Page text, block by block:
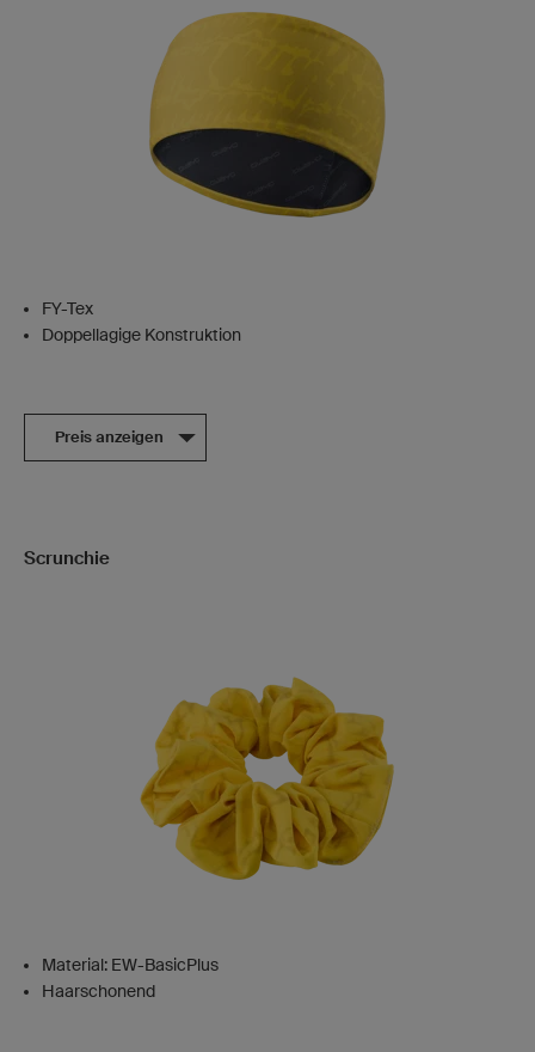
FY-Tex
Doppellagige Konstruktion
Preis anzeigen
Scrunchie
Material: EW-BasicPlus
Haarschonend